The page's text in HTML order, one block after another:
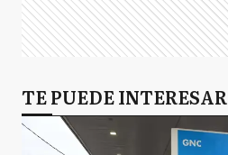
TE PUEDE INTERESAR